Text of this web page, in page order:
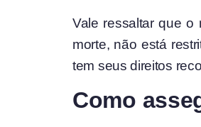
Vale ressaltar que o
morte, não está
tem seus direitos
Como